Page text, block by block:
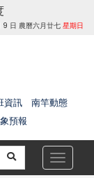
9 日 農曆六月廿七星期日
資訊
南竿動態
預報
Toggle